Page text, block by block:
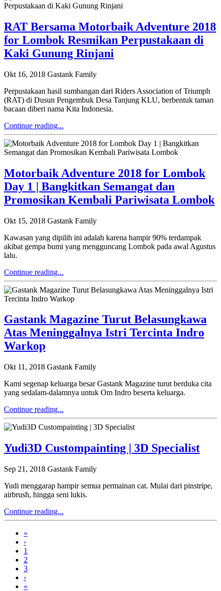
RAT Bersama Motorbaik Adventure 2018
for Lombok Resmikan Perpustakaan di
Kaki Gunung Rinjani
Okt 16, 2018 Gastank Family
Perpustakaan hasil sumbangan dari Riders Association of Triumph
(RAT) di Dusun Pengembuk Desa Tanjung KLU, berbentuk taman
bacaan diberi nama Kita Indonesia.
Continue reading...
Motorbaik Adventure 2018 for Lombok
Day 1 | Bangkitkan Semangat dan
Promosikan Kembali Pariwisata Lombok
Okt 15, 2018 Gastank Family
Kawasan yang dipilih ini adalah karena hampir 90% terdampak
akibat gempa bumi yang mengguncang Lombok pada awal Agustus
lalu.
Continue reading...
Gastank Magazine Turut Belasungkawa
Atas Meninggalnya Istri Tercinta Indro
Warkop
Okt 11, 2018 Gastank Family
Kami segenap keluarga besar Gastank Magazine turut berduka cita
yang sedalam-dalamnya untuk Om Indro beserta keluarga.
Continue reading...
Yudi3D Custompainting | 3D Specialist
Sep 21, 2018 Gastank Family
Yudi menggarap hampir semua permainan cat. Mulai dari pinstripe,
airbrush, hingga seni lukis.
Continue reading...
«
‹
1
2
3
›
»